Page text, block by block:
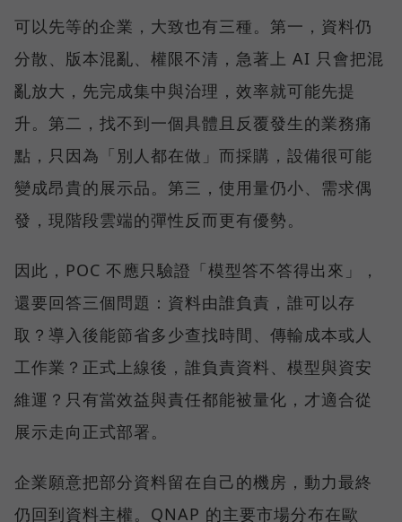
可以先等的企業，大致也有三種。第一，資料仍
分散、版本混亂、權限不清，急著上 AI 只會把混
亂放大，先完成集中與治理，效率就可能先提
升。第二，找不到一個具體且反覆發生的業務痛
點，只因為「別人都在做」而採購，設備很可能
變成昂貴的展示品。第三，使用量仍小、需求偶
發，現階段雲端的彈性反而更有優勢。
因此，POC 不應只驗證「模型答不答得出來」，
還要回答三個問題：資料由誰負責，誰可以存
取？導入後能節省多少查找時間、傳輸成本或人
工作業？正式上線後，誰負責資料、模型與資安
維運？只有當效益與責任都能被量化，才適合從
展示走向正式部署。
企業願意把部分資料留在自己的機房，動力最終
仍回到資料主權。QNAP 的主要市場分布在歐